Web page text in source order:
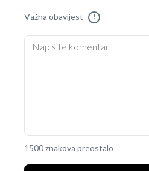
Važna obavijest !
1500 znakova preostalo